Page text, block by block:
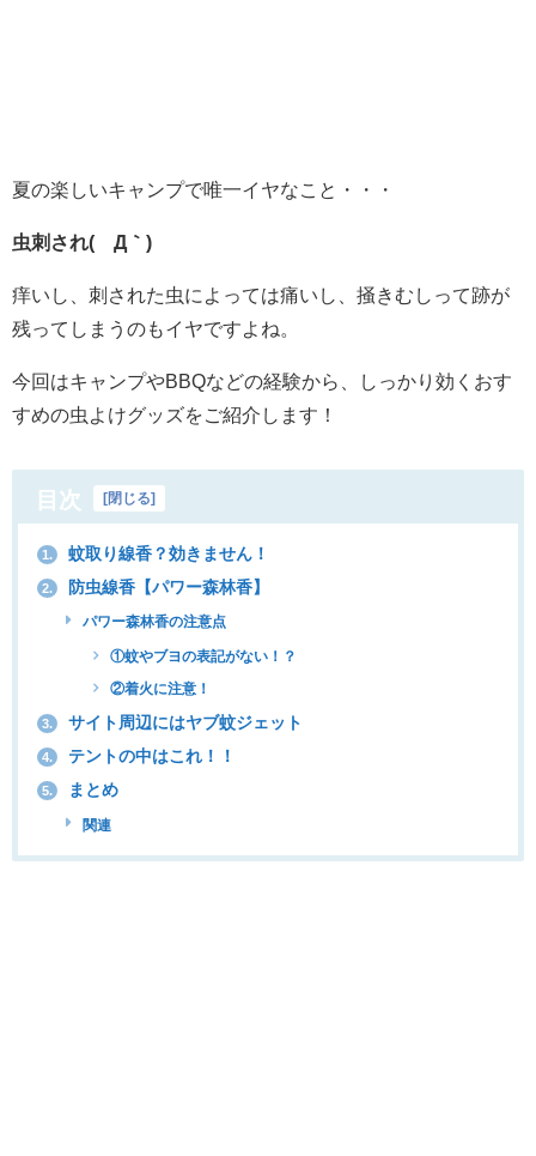
夏の楽しいキャンプで唯一イヤなこと・・・
虫刺され(´Д｀)
痒いし、刺された虫によっては痛いし、掻きむしって跡が
残ってしまうのもイヤですよね。
今回はキャンプやBBQなどの経験から、しっかり効くおす
すめの虫よけグッズをご紹介します！
目次 [閉じる]
1. 蚊取り線香？効きません！
2. 防虫線香【パワー森林香】
パワー森林香の注意点
①蚊やブヨの表記がない！？
②着火に注意！
3. サイト周辺にはヤブ蚊ジェット
4. テントの中はこれ！！
5. まとめ
関連